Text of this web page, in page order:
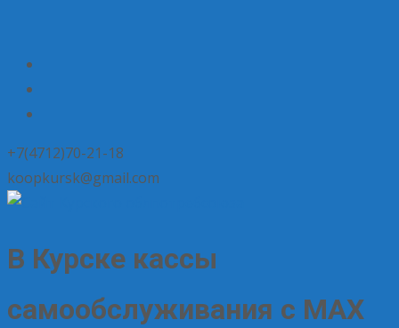
+7(4712)70-21-18
koopkursk@gmail.com
В Курске кассы
самообслуживания с MAX